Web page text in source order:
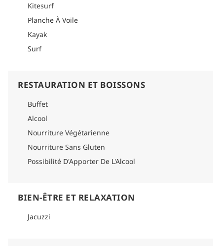
Kitesurf
Planche À Voile
Kayak
Surf
RESTAURATION ET BOISSONS
Buffet
Alcool
Nourriture Végétarienne
Nourriture Sans Gluten
Possibilité D'Apporter De L'Alcool
BIEN-ÊTRE ET RELAXATION
Jacuzzi